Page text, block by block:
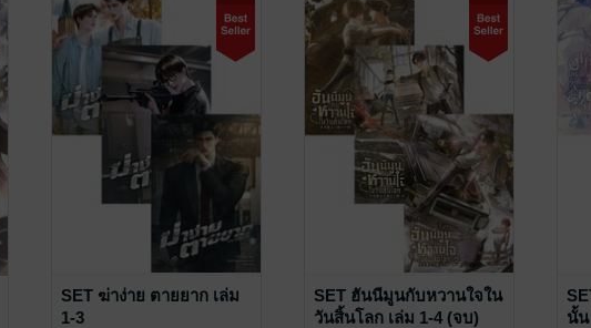
SET ฆ่าง่าย ตายยาก เล่ม
1-3
SET ฮันนีมูนกับหวานใจใน
วันสิ้นโลก เล่ม 1-4 (จบ)
นั้น